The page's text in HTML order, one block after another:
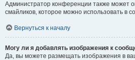
Администратор конференции также может
смайликов, которое можно использовать в
Вернуться к началу
Могу ли я добавлять изображения к
Да, вы можете размещать изображения в